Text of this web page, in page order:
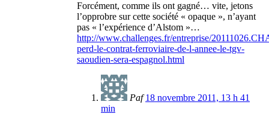
Forcément, comme ils ont gagné… vite, jetons
l’opprobre sur cette société « opaque », n’ayant
pas « l’expérience d’Alstom »…
http://www.challenges.fr/entreprise/
perd-le-contrat-ferroviaire-de-l-annee-le-tgv-
saoudien-sera-espagnol.html
Paf 18 novembre 2011, 13 h 41
min